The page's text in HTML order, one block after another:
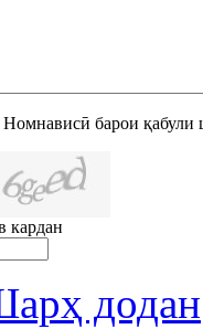
Номнависӣ барои қабули
кардан
додан